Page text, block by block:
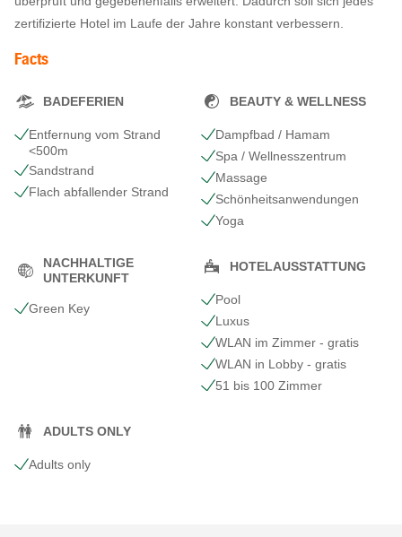
zertifizierte Hotel im Laufe der Jahre konstant verbessern.
Facts
BADEFERIEN
Entfernung vom Strand
<500m
Sandstrand
Flach abfallender Strand
BEAUTY & WELLNESS
Dampfbad / Hamam
Spa / Wellnesszentrum
Massage
Schönheits​anwendungen
Yoga
NACHHALTIGE
UNTERKUNFT
Green Key
HOTELAUSSTATTUNG
Pool
Luxus
WLAN im Zimmer - gratis
WLAN in Lobby - gratis
51 bis 100 Zimmer
ADULTS ONLY
Adults only